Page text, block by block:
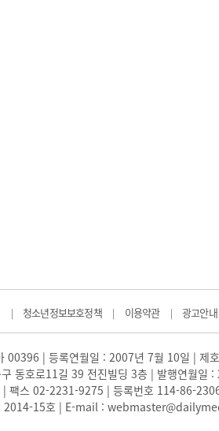
| 청소년정보보호정책 | 이용약관 | 광고안내
00396 | 등록연월일 : 2007년 7월 10일 | 제
동호로11길 39 전진빌딩 3층 | 발행연월일
팩스 02-2231-9275 | 등록번호 114-86-
2014-15호 | E-mail :